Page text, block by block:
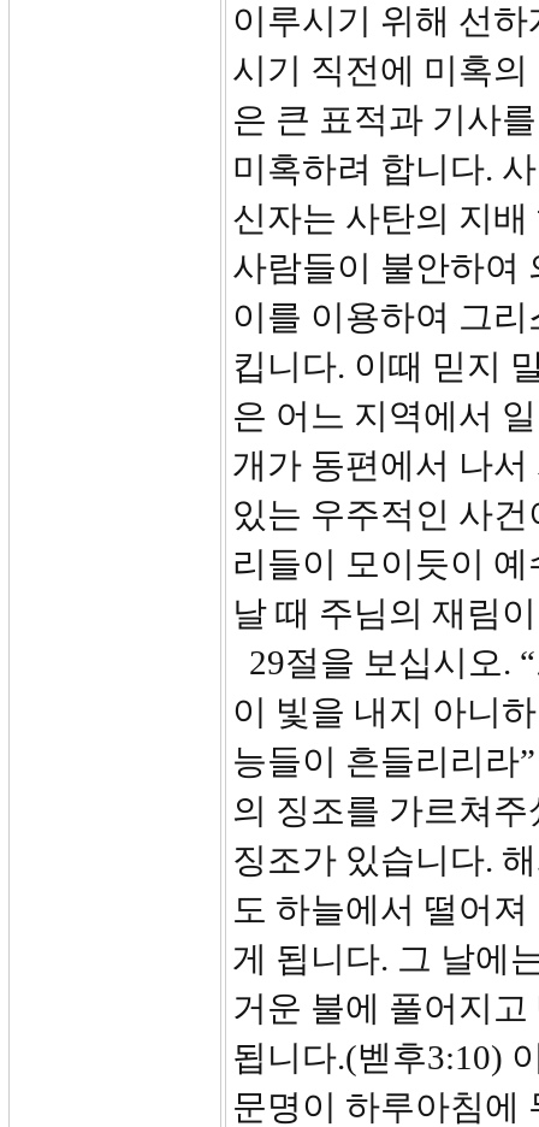
이루시기 위해 선
시기 직전에 미혹
은 큰 표적과 기사
미혹하려 합니다.
신자는 사탄의 지
사람들이 불안하여
이를 이용하여 그
킵니다. 이때 믿지
은 어느 지역에서
개가 동편에서 나
있는 우주적인 사
리들이 모이듯이
날 때 주님의 재림
29절을 보십시오.
이 빛을 내지 아니
능들이 흔들리리라
의 징조를 가르쳐
징조가 있습니다.
도 하늘에서 떨어
게 됩니다. 그 날에
거운 불에 풀어지
됩니다.(벧후3:10)
문명이 하루아침에